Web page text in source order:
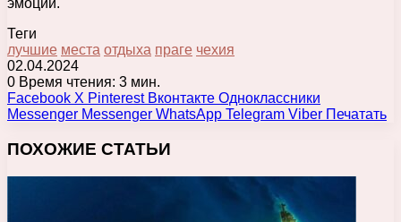
эмоции.
Теги
лучшие места отдыха праге чехия
02.04.2024
0 Время чтения: 3 мин.
Facebook X Pinterest Вконтакте Одноклассники
Messenger Messenger WhatsApp Telegram Viber Печатать
ПОХОЖИЕ СТАТЬИ